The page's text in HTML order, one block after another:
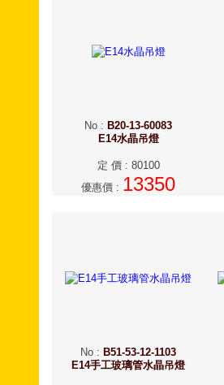
No : B20-13-60083
E14水晶吊燈
定 價: 80100
優惠價 : 13350
No : B51-53-12-1103
E14手工玻璃管水晶吊燈